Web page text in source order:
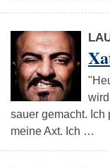
sauer gemacht. Ich
meine Axt. Ich …